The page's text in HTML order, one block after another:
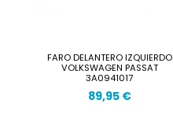
FARO DELANTERO IZQUIERDO
VOLKSWAGEN PASSAT
3A0941017
89,95 €